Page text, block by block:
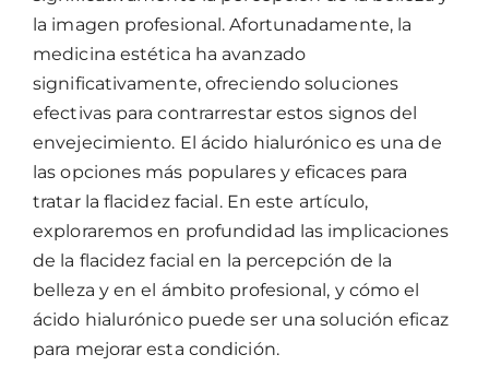
la imagen profesional. Afortunadamente, la
medicina estética ha avanzado
significativamente, ofreciendo soluciones
efectivas para contrarrestar estos signos del
envejecimiento. El ácido hialurónico es una de
las opciones más populares y eficaces para
tratar la flacidez facial. En este artículo,
exploraremos en profundidad las implicaciones
de la flacidez facial en la percepción de la
belleza y en el ámbito profesional, y cómo el
ácido hialurónico puede ser una solución eficaz
para mejorar esta condición.